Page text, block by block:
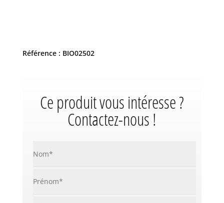
Référence : BIO02502
Ce produit vous intéresse ?
Contactez-nous !